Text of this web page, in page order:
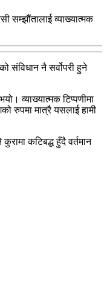
सम्झौंतालाई व्याख्यात्मक
संविधान नै सर्वोपरी हुने
व्याख्यात्मक टिप्पणीमा
रुपमा मात्रै यसलाई हामी
कटिबद्ध हुँदै वर्तमान